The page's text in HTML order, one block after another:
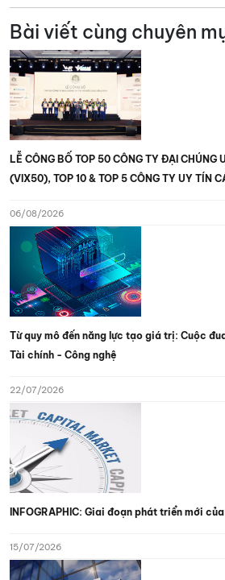
Bài viết cùng chuyên
LỄ CÔNG BỐ TOP 50 CÔNG TY ĐẠI CHÚNG
(VIX50), TOP 10 & TOP 5 CÔNG TY UY TÍN
06/08/2026
Từ quy mô đến năng lực tạo giá trị: Cuộc
Tài chính - Công nghệ
22/07/2026
INFOGRAPHIC: Giai đoạn phát triển mới
15/07/2026